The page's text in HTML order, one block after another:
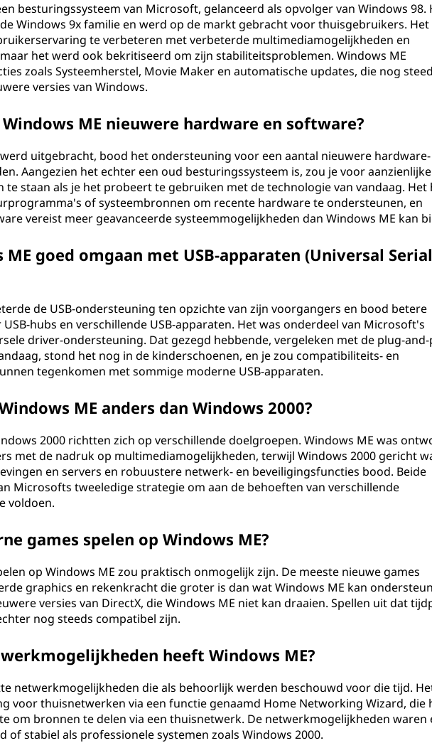
besturingssysteem van Microsoft, gelanceerd als opvolger van Windows 98.
Windows 9x familie en werd op de markt gebracht voor thuisgebruikers. Het
te verbeteren met verbeterde multimediamogelijkheden en
het werd ook bekritiseerd om zijn stabiliteitsproblemen. Windows ME
zoals Systeemherstel, Movie Maker en automatische updates, die nog
versies van Windows.
ME nieuwere hardware en software?
uitgebracht, bood het ondersteuning voor een aantal nieuwere
Aangezien het echter een oud besturingssysteem is, zou je voor aanzienlijke
te staan als je het probeert te gebruiken met de technologie van vandaag. Het
of systeembronnen om recente hardware te ondersteunen, en
vereist meer geavanceerde systeemmogelijkheden dan Windows ME kan
ME goed omgaan met USB-apparaten (Universal Serial
de USB-ondersteuning ten opzichte van zijn voorgangers en bood betere
hubs en verschillende USB-apparaten. Het was onderdeel van Microsoft's
driver-ondersteuning. Dat gezegd hebbende, vergeleken met de plug-and-
stond het nog in de kinderschoenen, en je zou compatibiliteits- en
tegenkomen met sommige moderne USB-apparaten.
ME anders dan Windows 2000?
2000 richtten zich op verschillende doelgroepen. Windows ME was
met de nadruk op multimediamogelijkheden, terwijl Windows 2000 gericht
en servers en robuustere netwerk- en beveiligingsfuncties bood. Beide
Microsofts tweeledige strategie om aan de behoeften van verschillende
voldoen.
games spelen op Windows ME?
op Windows ME zou praktisch onmogelijk zijn. De meeste nieuwe games
graphics en rekenkracht die groter is dan wat Windows ME kan
versies van DirectX, die Windows ME niet kan draaien. Spellen uit dat
nog steeds compatibel zijn.
heeft Windows ME?
netwerkmogelijkheden die als behoorlijk werden beschouwd voor die tijd.
voor thuisnetwerken via een functie genaamd Home Networking Wizard, die
om bronnen te delen via een thuisnetwerk. De netwerkmogelijkheden waren
of stabiel als professionele systemen zoals Windows 2000.